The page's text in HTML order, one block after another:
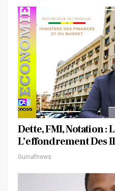
Dette, FMI, Notation :
L’effondrement Des
Guinafnews